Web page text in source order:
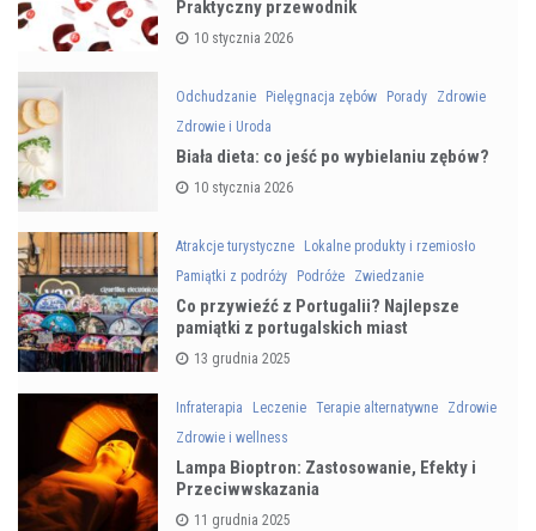
Praktyczny przewodnik
10 stycznia 2026
Odchudzanie Pielęgnacja zębów Porady
Zdrowie
Zdrowie i Uroda
Biała dieta: co jeść po wybielaniu zębów?
10 stycznia 2026
Atrakcje turystyczne
Lokalne produkty i rzemiosło
Pamiątki z podróży
Podróże Zwiedzanie
Co przywieźć z Portugalii? Najlepsze
pamiątki z portugalskich miast
13 grudnia 2025
Infraterapia Leczenie Terapie alternatywne
Zdrowie
Zdrowie i wellness
Lampa Bioptron: Zastosowanie, Efekty i
Przeciwwskazania
11 grudnia 2025